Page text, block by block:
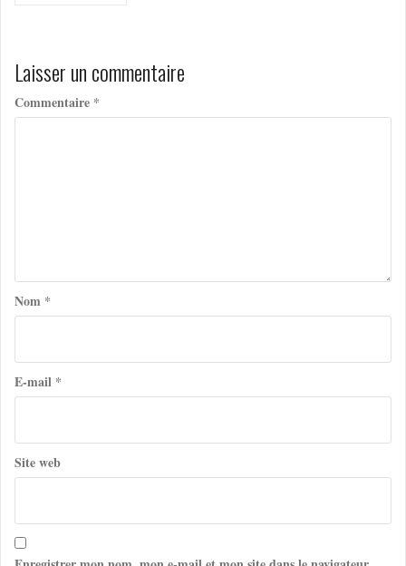
Laisser un commentaire
Commentaire *
Nom *
E-mail *
Site web